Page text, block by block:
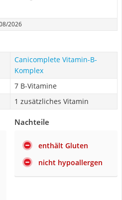
2026
Canicomplete Vitamin-B-
Komplex
7 B-Vitamine
1 zusätzliches Vitamin
Nachteile
enthält Gluten
nicht hypoallergen